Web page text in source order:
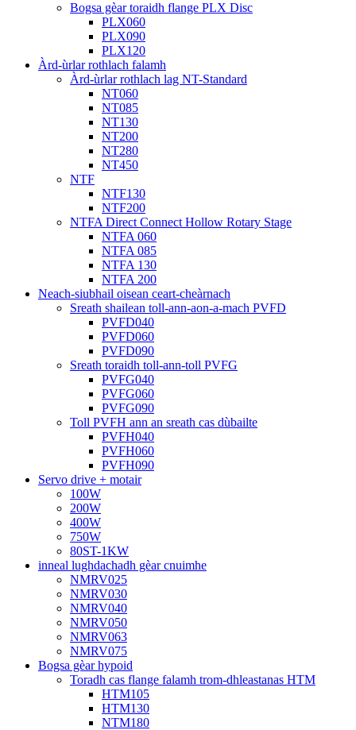
Bogsa gèar toraidh flange PLX Disc
PLX060
PLX090
PLX120
Àrd-ùrlar rothlach falamh
Àrd-ùrlar rothlach lag NT-Standard
NT060
NT085
NT130
NT200
NT280
NT450
NTF
NTF130
NTF200
NTFA Direct Connect Hollow Rotary Stage
NTFA 060
NTFA 085
NTFA 130
NTFA 200
Neach-siubhail oisean ceart-cheàrnach
Sreath shailean toll-ann-aon-a-mach PVFD
PVFD040
PVFD060
PVFD090
Sreath toraidh toll-ann-toll PVFG
PVFG040
PVFG060
PVFG090
Toll PVFH ann an sreath cas dùbailte
PVFH040
PVFH060
PVFH090
Servo drive + motair
100W
200W
400W
750W
80ST-1KW
inneal lughdachadh gèar cnuimhe
NMRV025
NMRV030
NMRV040
NMRV050
NMRV063
NMRV075
Bogsa gèar hypoid
Toradh cas flange falamh trom-dhleastanas HTM
HTM105
HTM130
NTM180